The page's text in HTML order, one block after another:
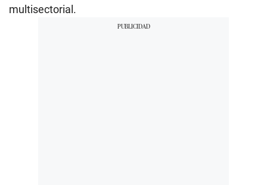
multisectorial.